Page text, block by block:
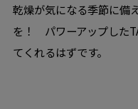
乾燥が気になる季節に備
を！ パワーアップした
てくれるはずです。